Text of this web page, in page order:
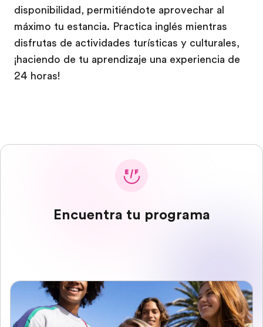
disponibilidad, permitiéndote aprovechar al
máximo tu estancia. Practica inglés mientras
disfrutas de actividades turísticas y culturales,
¡haciendo de tu aprendizaje una experiencia de
24 horas!
Encuentra tu programa